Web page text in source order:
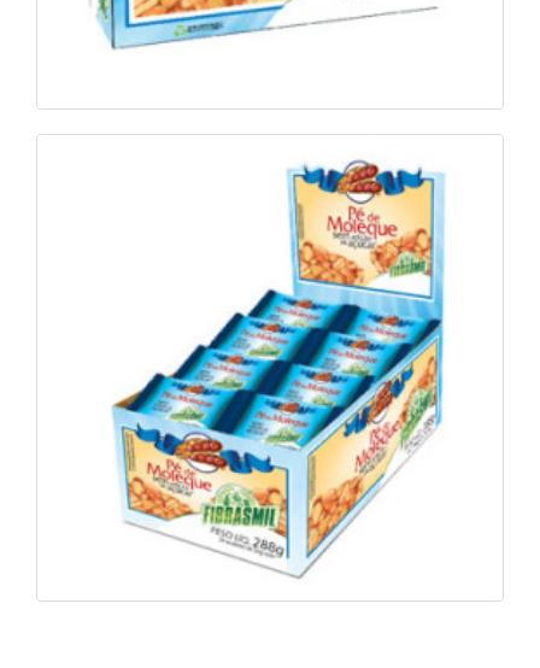
Pé de Moleque Light Zero Açúcar
Ver foto Saiba mais